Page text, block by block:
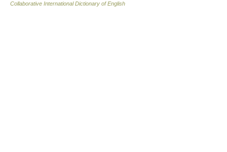
Collaborative International Dictionary of English